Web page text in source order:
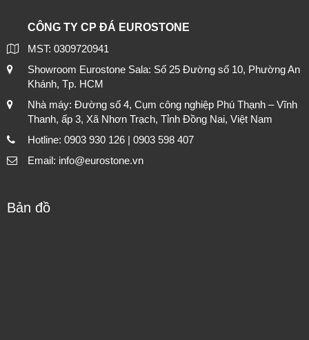
CÔNG TY CP ĐÁ EUROSTONE
MST: 0309720941
Showroom Eurostone Sala: Số 25 Đường số 10, Phường An
Khánh, Tp. HCM
Nhà máy: Đường số 4, Cụm công nghiệp Phú Thạnh – Vĩnh
Thanh, ấp 3, Xã Nhơn Trạch, Tỉnh Đồng Nai, Việt Nam
Hotline: 0903 930 126 | 0903 598 407
Email: info@eurostone.vn
Bản đồ